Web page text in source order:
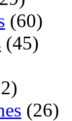
(60)
(45)
(26)